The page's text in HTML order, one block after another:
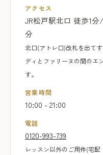
アクセス
JR松戸駅北口 徒歩1
分
北口(アトレ口)改札を出て
ディとファリーヌの間のエ
す。
営業時間
10:00 - 21:00
電話
0120-993-739
レッスン以外のご用件(宅